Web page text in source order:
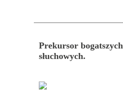
Prekursor
słuchowych.